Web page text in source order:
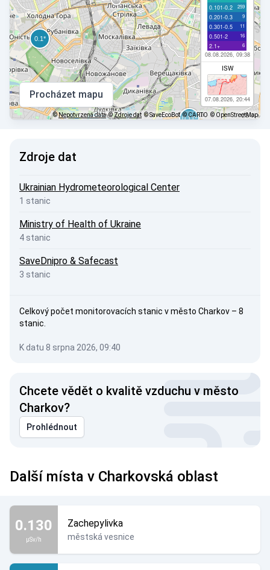
0.101-0.2 259
0.201-0.3 9
0.301-0.5 11
0.501-2 16
2.1+ 6
08.08.2026, 09:38
ISW
07.08.2026, 20:44
Procházet mapu
©Nepotvrzená data ©Zdroje dat © SaveEcoBot © CARTO © OpenStreetMap
Zdroje dat
Ukrainian Hydrometeorological Center
1 stanic
Ministry of Health of Ukraine
4 stanic
SaveDnipro & Safecast
3 stanic
Celkový počet monitorovacích stanic v město Charkov – 8
stanic.
K datu 8 srpna 2026, 09:40
Chcete vědět o kvalitě vzduchu v město
Charkov?
Prohlédnout
Další místa v Charkovská oblast
0.130
µSv/h
Zachepylivka
městská vesnice